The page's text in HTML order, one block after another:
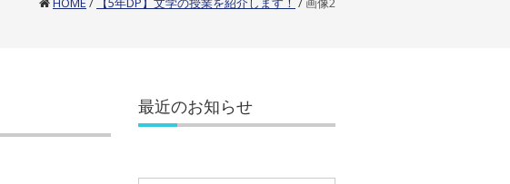
最近のお知らせ